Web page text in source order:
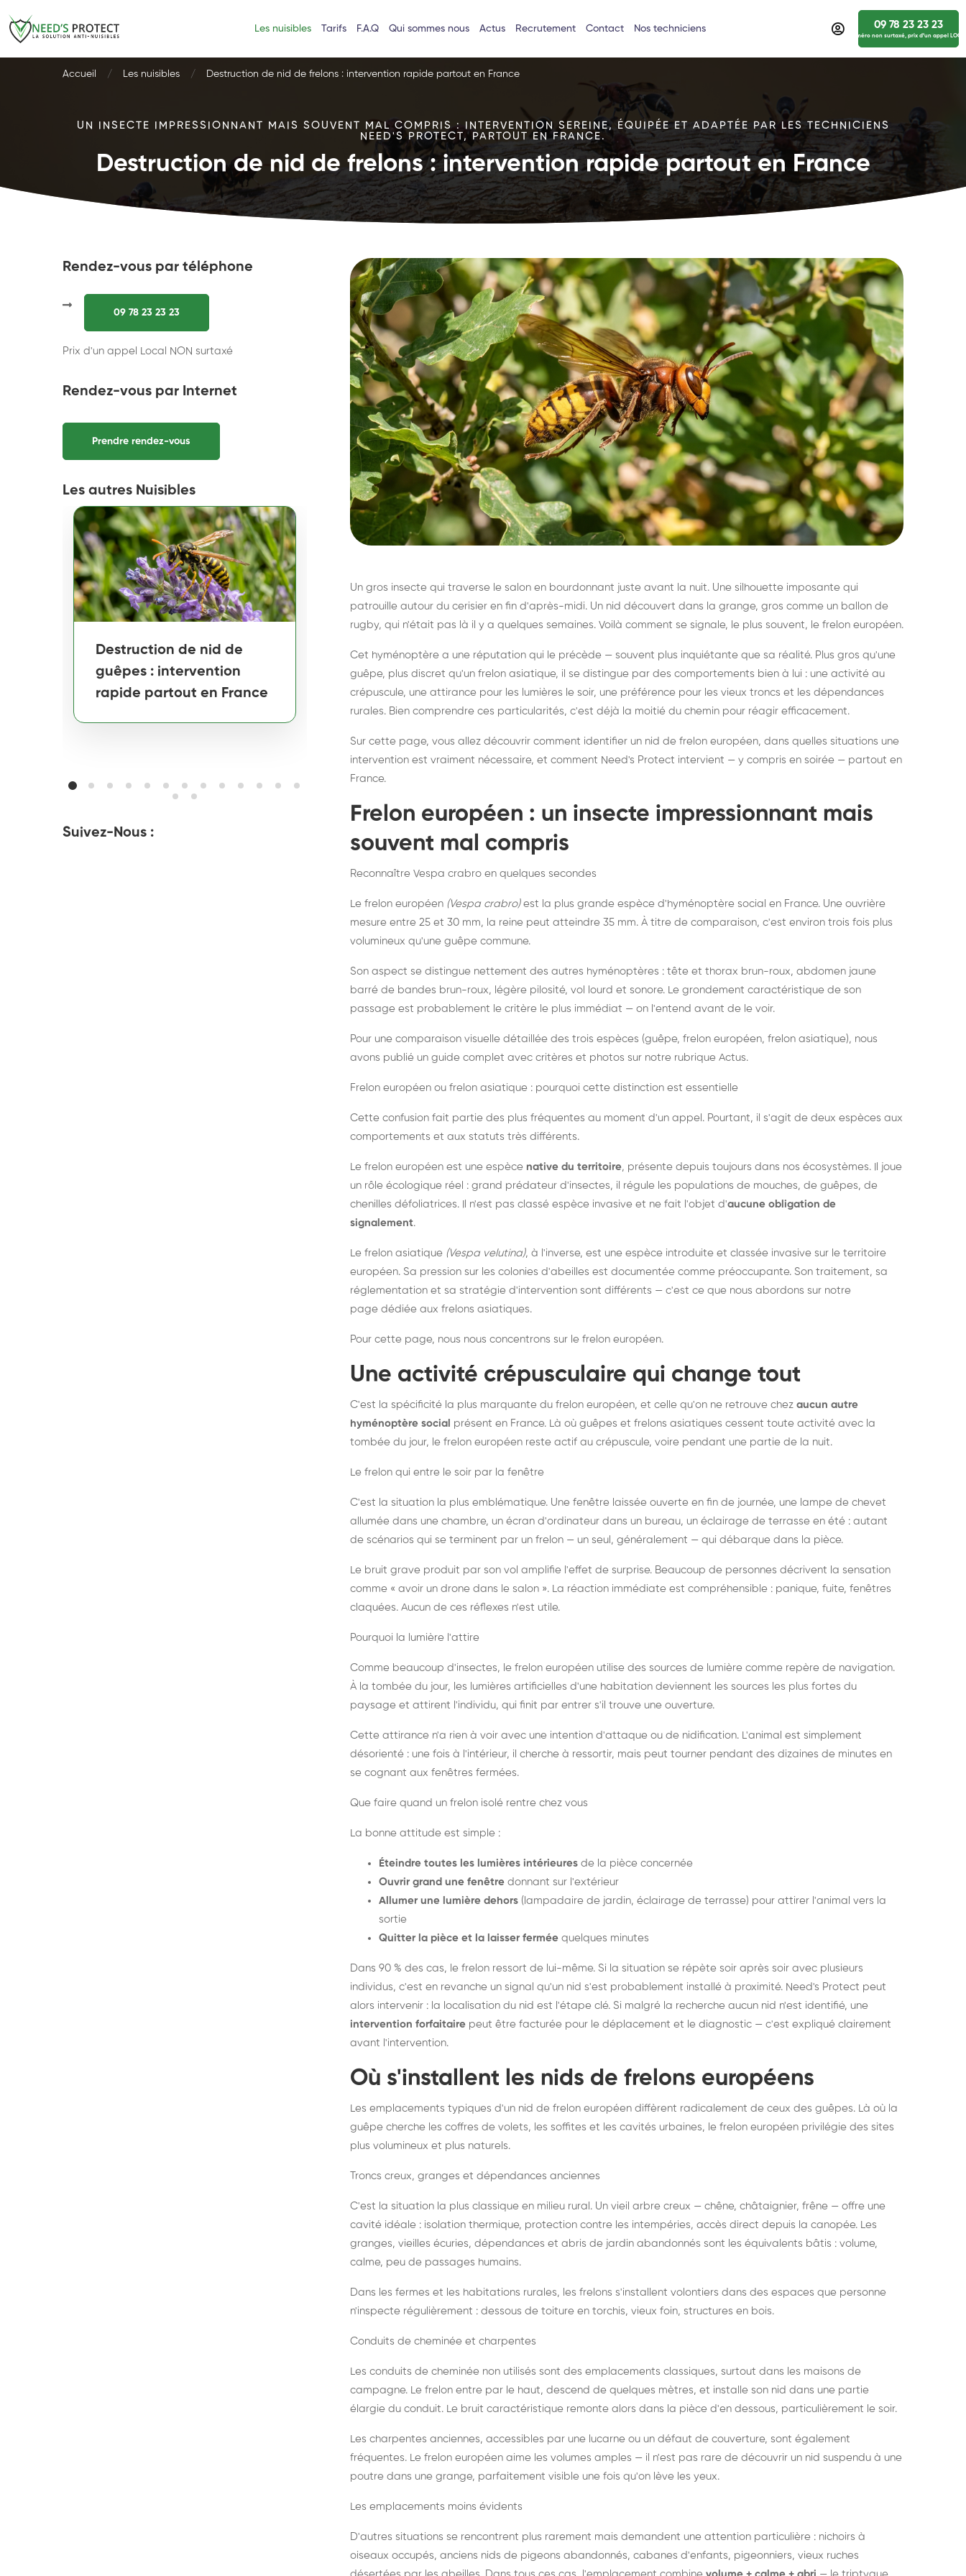
Les nuisibles Tarifs F.A.Q Qui sommes nous Actus Recrutement Contact Nos techniciens 09 78 23 23 23
numéro non surtaxé, prix d’un appel
Accueil Les nuisibles Destruction de nid de frelons : intervention rapide partout en France
UN INSECTE IMPRESSIONNANT MAIS SOUVENT MAL COMPRIS : INTERVENTION SEREINE, ÉQUIPÉE ET ADAPTÉE PAR LES TECHNICIENS
NEED'S PROTECT, PARTOUT EN FRANCE.
Destruction de nid de frelons : intervention rapide partout en France
Rendez-vous par téléphone
09 78 23 23 23
Prix d'un appel Local NON surtaxé
Rendez-vous par Internet
Prendre rendez-vous
Les autres Nuisibles
Destruction de nid de
guêpes : intervention
rapide partout en France
Destruction de nid de
frelons asiatiques :
intervention partout en
France
Dératisation : éliminer
durablement rats et
souris, partout en France
Suivez-Nous :
Un gros insecte qui traverse le salon en bourdonnant juste avant la nuit. Une silhouette imposante qui
patrouille autour du cerisier en fin d'après-midi. Un nid découvert dans la grange, gros comme un ballon de
rugby, qui n'était pas là il y a quelques semaines. Voilà comment se signale, le plus souvent, le frelon européen.
Cet hyménoptère a une réputation qui le précède — souvent plus inquiétante que sa réalité. Plus gros qu'une
guêpe, plus discret qu'un frelon asiatique, il se distingue par des comportements bien à lui : une activité au
crépuscule, une attirance pour les lumières le soir, une préférence pour les vieux troncs et les dépendances
rurales. Bien comprendre ces particularités, c'est déjà la moitié du chemin pour réagir efficacement.
Sur cette page, vous allez découvrir comment identifier un nid de frelon européen, dans quelles situations une
intervention est vraiment nécessaire, et comment Need's Protect intervient — y compris en soirée — partout en
France.
Frelon européen : un insecte impressionnant mais
souvent mal compris
Reconnaître Vespa crabro en quelques secondes
Le frelon européen (Vespa crabro)est la plus grande espèce d'hyménoptère social en France. Une ouvrière
mesure entre 25 et 30 mm, la reine peut atteindre 35 mm. À titre de comparaison, c'est environ trois fois plus
volumineux qu'une guêpe commune.
Son aspect se distingue nettement des autres hyménoptères : tête et thorax brun-roux, abdomen jaune
barré de bandes brun-roux, légère pilosité, vol lourd et sonore. Le grondement caractéristique de son
passage est probablement le critère le plus immédiat — on l'entend avant de le voir.
Pour une comparaison visuelle détaillée des trois espèces (guêpe, frelon européen, frelon asiatique), nous
avons publié un guide complet avec critères et photos sur notre rubrique Actus.
Frelon européen ou frelon asiatique : pourquoi cette distinction est essentielle
Cette confusion fait partie des plus fréquentes au moment d'un appel. Pourtant, il s'agit de deux espèces aux
comportements et aux statuts très différents.
Le frelon européen est une espèce native du territoire, présente depuis toujours dans nos écosystèmes. Il joue
un rôle écologique réel : grand prédateur d'insectes, il régule les populations de mouches, de guêpes, de
chenilles défoliatrices. Il n'est pas classé espèce invasive et ne fait l'objet d'aucune obligation de
signalement.
Le frelon asiatique (Vespa velutina), à l'inverse, est une espèce introduite et classée invasive sur le territoire
européen. Sa pression sur les colonies d'abeilles est documentée comme préoccupante. Son traitement, sa
réglementation et sa stratégie d'intervention sont différents — c'est ce que nous abordons sur notre
page dédiée aux frelons asiatiques.
Pour cette page, nous nous concentrons sur le frelon européen.
Une activité crépusculaire qui change tout
C'est la spécificité la plus marquante du frelon européen, et celle qu'on ne retrouve chez aucun autre
hyménoptère social présent en France. Là où guêpes et frelons asiatiques cessent toute activité avec la
tombée du jour, le frelon européen reste actif au crépuscule, voire pendant une partie de la nuit.
Le frelon qui entre le soir par la fenêtre
C'est la situation la plus emblématique. Une fenêtre laissée ouverte en fin de journée, une lampe de chevet
allumée dans une chambre, un écran d'ordinateur dans un bureau, un éclairage de terrasse en été : autant
de scénarios qui se terminent par un frelon — un seul, généralement — qui débarque dans la pièce.
Le bruit grave produit par son vol amplifie l'effet de surprise. Beaucoup de personnes décrivent la sensation
comme « avoir un drone dans le salon ». La réaction immédiate est compréhensible : panique, fuite, fenêtres
claquées. Aucun de ces réflexes n'est utile.
Pourquoi la lumière l'attire
Comme beaucoup d'insectes, le frelon européen utilise des sources de lumière comme repère de navigation.
À la tombée du jour, les lumières artificielles d'une habitation deviennent les sources les plus fortes du
paysage et attirent l'individu, qui finit par entrer s'il trouve une ouverture.
Cette attirance n'a rien à voir avec une intention d'attaque ou de nidification. L'animal est simplement
désorienté : une fois à l'intérieur, il cherche à ressortir, mais peut tourner pendant des dizaines de minutes en
se cognant aux fenêtres fermées.
Que faire quand un frelon isolé rentre chez vous
La bonne attitude est simple :
Éteindre toutes les lumières intérieures de la pièce concernée
Ouvrir grand une fenêtre donnant sur l'extérieur
Allumer une lumière dehors (lampadaire de jardin, éclairage de terrasse) pour attirer l'animal vers la
sortie
Quitter la pièce et la laisser fermée quelques minutes
Dans 90 % des cas, le frelon ressort de lui-même. Si la situation se répète soir après soir avec plusieurs
individus, c'est en revanche un signal qu'un nid s'est probablement installé à proximité. Need's Protect peut
alors intervenir : la localisation du nid est l'étape clé. Si malgré la recherche aucun nid n'est identifié, une
intervention forfaitaire peut être facturée pour le déplacement et le diagnostic — c'est expliqué clairement
avant l'intervention.
Où s'installent les nids de frelons européens
Les emplacements typiques d'un nid de frelon européen diffèrent radicalement de ceux des guêpes. Là où la
guêpe cherche les coffres de volets, les soffites et les cavités urbaines, le frelon européen privilégie des sites
plus volumineux et plus naturels.
Troncs creux, granges et dépendances anciennes
C'est la situation la plus classique en milieu rural. Un vieil arbre creux — chêne, châtaignier, frêne — offre une
cavité idéale : isolation thermique, protection contre les intempéries, accès direct depuis la canopée. Les
granges, vieilles écuries, dépendances et abris de jardin abandonnés sont les équivalents bâtis : volume,
calme, peu de passages humains.
Dans les fermes et les habitations rurales, les frelons s'installent volontiers dans des espaces que personne
n'inspecte régulièrement : dessous de toiture en torchis, vieux foin, structures en bois.
Conduits de cheminée et charpentes
Les conduits de cheminée non utilisés sont des emplacements classiques, surtout dans les maisons de
campagne. Le frelon entre par le haut, descend de quelques mètres, et installe son nid dans une partie
élargie du conduit. Le bruit caractéristique remonte alors dans la pièce d'en dessous, particulièrement le soir.
Les charpentes anciennes, accessibles par une lucarne ou un défaut de couverture, sont également
fréquentes. Le frelon européen aime les volumes amples — il n'est pas rare de découvrir un nid suspendu à une
poutre dans une grange, parfaitement visible une fois qu'on lève les yeux.
Les emplacements moins évidents
D'autres situations se rencontrent plus rarement mais demandent une attention particulière : nichoirs à
oiseaux occupés, anciens nids de pigeons abandonnés, cabanes d'enfants, pigeonniers, vieux ruches